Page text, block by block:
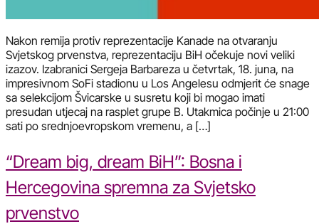
Nakon remija protiv reprezentacije Kanade na otvaranju
Svjetskog prvenstva, reprezentaciju BiH očekuje novi veliki
izazov. Izabranici Sergeja Barbareza u četvrtak, 18. juna, na
impresivnom SoFi stadionu u Los Angelesu odmjerit će snage
sa selekcijom Švicarske u susretu koji bi mogao imati
presudan utjecaj na rasplet grupe B. Utakmica počinje u 21:00
sati po srednjoevropskom vremenu, a […]
“Dream big, dream BiH”: Bosna i
Hercegovina spremna za Svjetsko
prvenstvo